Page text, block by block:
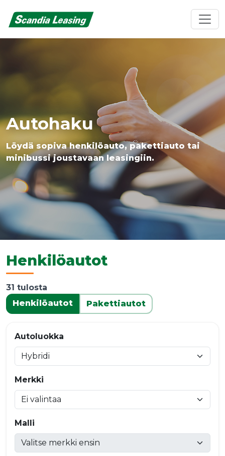
Autohaku
Löydä sopiva henkilöauto, pakettiauto tai
minibussi joustavaan leasingiin.
Henkilöautot
31 tulosta
Henkilöautot
Pakettiautot
Autoluokka
Merkki
Malli